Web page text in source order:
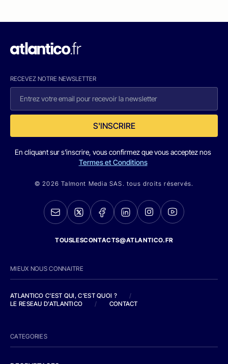
RECEVEZ NOTRE NEWSLETTER
S'INSCRIRE
En cliquant sur s'inscrire, vous confirmez que vous acceptez nos
Termes et Conditions
© 2026 Talmont Media SAS. tous droits réservés.
TOUSLESCONTACTS@ATLANTICO.FR
MIEUX NOUS CONNAITRE
ATLANTICO C'EST QUI, C'EST QUOI ?
/
LE RESEAU D'ATLANTICO
/ CONTACT
CATEGORIES